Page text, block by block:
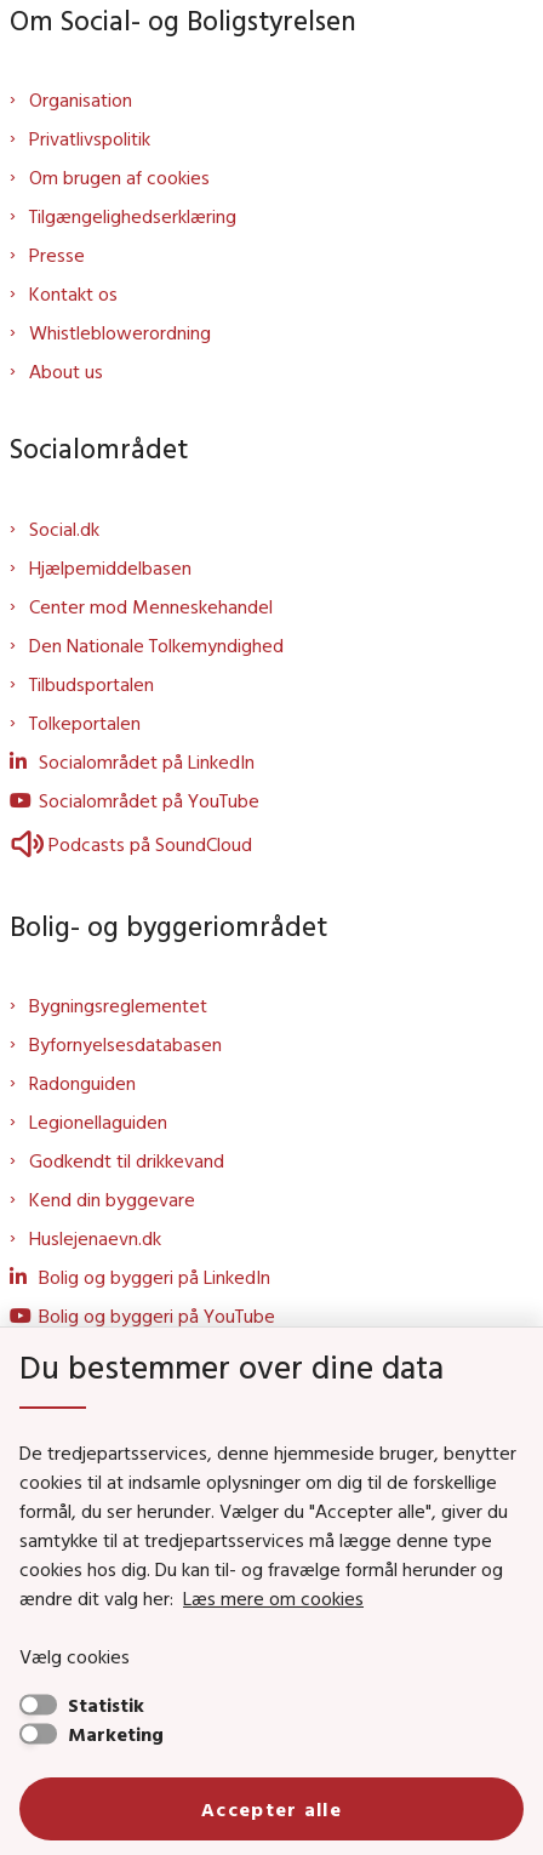
Om Social- og Boligstyrelsen
Organisation
Privatlivspolitik
Om brugen af cookies
Tilgængelighedserklæring
Presse
Kontakt os
Whistleblowerordning
About us
Socialområdet
Social.dk
Hjælpemiddelbasen
Center mod Menneskehandel
Den Nationale Tolkemyndighed
Tilbudsportalen
Tolkeportalen
Socialområdet på LinkedIn
Socialområdet på YouTube
Podcasts på SoundCloud
Bolig- og byggeriområdet
Bygningsreglementet
Byfornyelsesdatabasen
Radonguiden
Legionellaguiden
Godkendt til drikkevand
Kend din byggevare
Huslejenaevn.dk
Bolig og byggeri på LinkedIn
Bolig og byggeri på YouTube
Social- og Boligministeriet
Job i Social- og Boligstyrelsen
Puljer og tilskud
Nyhedsbreve
Social- og Boligstyrelsens nyheder som RSS feed
Social- og Boligstyrelsen • Tlf.: 72 42 37 00 •
sikkermail• EAN-nr.: 5798000354838 • CVR-nr.:
26144698
Du bestemmer over dine data
De tredjepartsservices, denne hjemmeside bruger, benytter
cookies til at indsamle oplysninger om dig til de forskellige
formål, du ser herunder. Vælger du "Accepter alle", giver du
samtykke til at tredjepartsservices må lægge denne type
cookies hos dig. Du kan til- og fravælge formål herunder og
ændre dit valg her: Læs mere om cookies
Vælg cookies
Statistik
Marketing
Accepter alle